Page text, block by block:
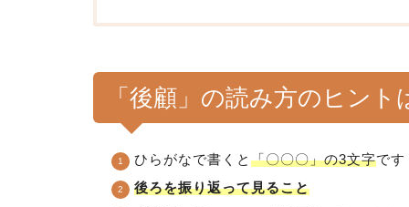
「後顧」の読み方のヒント
ひらがなで書くと 「〇〇〇」の3文字です
後ろを振り返って見ること